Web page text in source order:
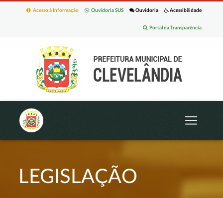
Acessibilidade
Ouvidoria
Ouvidoria SUS
Acesso à Informação
Portal da Transparência
LEGISLAÇÃO